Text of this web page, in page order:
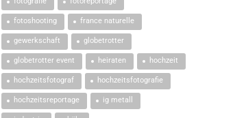
fotoshooting france naturelle
gewerkschaft globetrotter
globetrotter event heiraten hochzeit
hochzeitsfotograf hochzeitsfotografie
hochzeitsreportage ig metall